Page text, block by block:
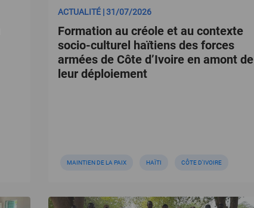
ACTUALITÉ | 31/07/2026
Formation au créole et au contexte
socio-culturel haïtiens des forces
armées de Côte d’Ivoire en amont de
leur déploiement
MAINTIEN DE LA PAIX HAÏTI CÔTE D'IVOIRE